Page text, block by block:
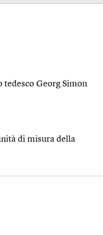
tedesco Georg Simon
di misura della